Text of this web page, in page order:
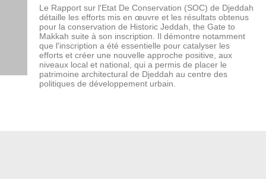
Le Rapport sur l'Etat De Conservation (SOC) de Djeddah
détaille les efforts mis en œuvre et les résultats obtenus
pour la conservation de Historic Jeddah, the Gate to
Makkah suite à son inscription. Il démontre notamment
que l'inscription a été essentielle pour catalyser les
efforts et créer une nouvelle approche positive, aux
niveaux local et national, qui a permis de placer le
patrimoine architectural de Djeddah au centre des
politiques de développement urbain.